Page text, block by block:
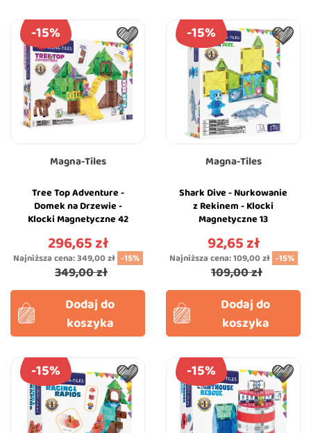
Magna-Tiles
Tree Top Adventure -
Domek na Drzewie -
Klocki Magnetyczne 42
Magna-Tiles
Cena
296,65 zł
Najniższa cena:349,00 zł -15%
349,00 zł
-15%
Dodaj do
koszyka
Magna-Tiles
Shark Dive - Nurkowanie
z Rekinem - Klocki
Magnetyczne 13
Magna-Tiles
Cena
92,65 zł
Najniższa cena:109,00 zł -15%
109,00 zł
-15%
Dodaj do
koszyka
-15% -15%